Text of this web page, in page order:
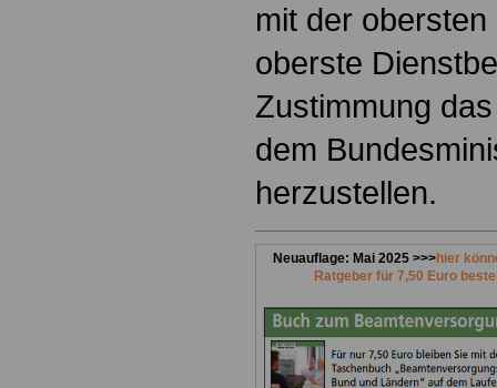
mit der
oberste
Zustimmung
dem
herzustellen.
Neuauflage: Mai 2025 >>>hier
Ratgeber für 7,50 Euro